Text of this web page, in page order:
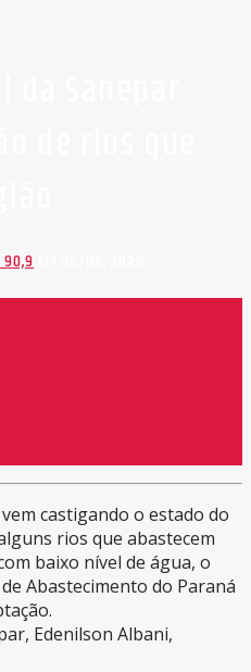
90,9EM 05/05/2020
castigando o estado do
rios que abastecem
baixo nível de água, o
Abastecimento do Paraná
Edenilson Albani,